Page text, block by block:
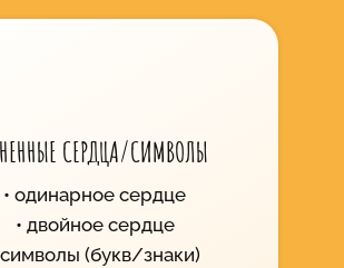
СЕРДЦА/СИМВОЛЫ
одинарное сердце
двойное сердце
символы (букв/знаки)